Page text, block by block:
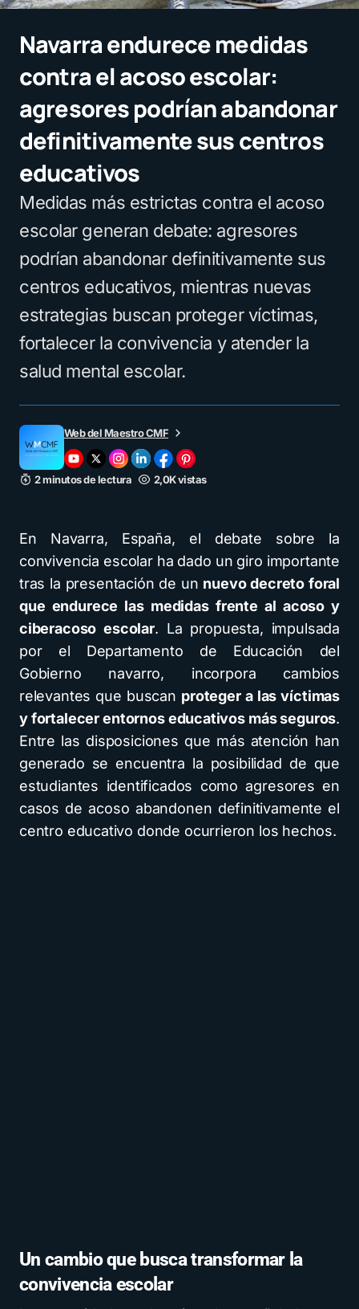
Navarra endurece medidas
contra el acoso escolar:
agresores podrían abandonar
definitivamente sus centros
educativos
Medidas más estrictas contra el acoso
escolar generan debate: agresores
podrían abandonar definitivamente sus
centros educativos, mientras nuevas
estrategias buscan proteger víctimas,
fortalecer la convivencia y atender la
salud mental escolar.
Web del Maestro CMF
2 minutos de lectura 2,0K vistas
En Navarra, España, el debate sobre la
convivencia escolar ha dado un giro importante
tras la presentación de un nuevo decreto foral
que endurece las medidas frente al acoso y
ciberacoso escolar. La propuesta, impulsada
por el Departamento de Educación del
Gobierno navarro, incorpora cambios
relevantes que buscan proteger a las víctimas
y fortalecer entornos educativos más seguros.
Entre las disposiciones que más atención han
generado se encuentra la posibilidad de que
estudiantes identificados como agresores en
casos de acoso abandonen definitivamente el
centro educativo donde ocurrieron los hechos.
Un cambio que busca transformar la
convivencia escolar